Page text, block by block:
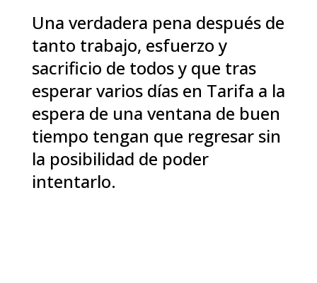
Una verdadera pena después de
tanto trabajo, esfuerzo y
sacrificio de todos y que tras
esperar varios días en Tarifa a la
espera de una ventana de buen
tiempo tengan que regresar sin
la posibilidad de poder
intentarlo.